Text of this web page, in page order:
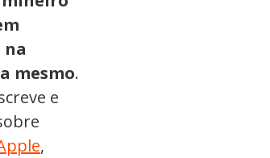
na
mesmo.
e
,